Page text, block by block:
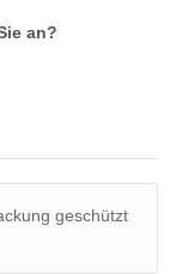
an?
geschützt